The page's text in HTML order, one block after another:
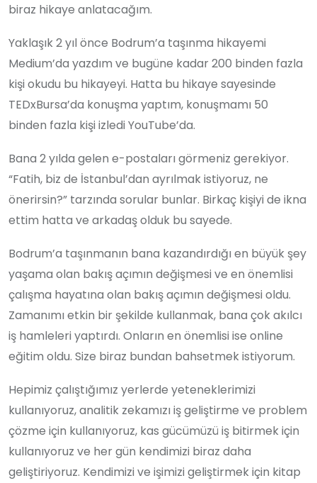
biraz hikaye anlatacağım.
Yaklaşık 2 yıl önce Bodrum’a taşınma hikayemi
Medium’da yazdım ve bugüne kadar 200 binden fazla
kişi okudu bu hikayeyi. Hatta bu hikaye sayesinde
TEDxBursa’da konuşma yaptım, konuşmamı 50
binden fazla kişi izledi YouTube’da.
Bana 2 yılda gelen e-postaları görmeniz gerekiyor.
“Fatih, biz de İstanbul’dan ayrılmak istiyoruz, ne
önerirsin?” tarzında sorular bunlar. Birkaç kişiyi de ikna
ettim hatta ve arkadaş olduk bu sayede.
Bodrum’a taşınmanın bana kazandırdığı en büyük şey
yaşama olan bakış açımın değişmesi ve en önemlisi
çalışma hayatına olan bakış açımın değişmesi oldu.
Zamanımı etkin bir şekilde kullanmak, bana çok akılcı
iş hamleleri yaptırdı. Onların en önemlisi ise online
eğitim oldu. Size biraz bundan bahsetmek istiyorum.
Hepimiz çalıştığımız yerlerde yeteneklerimizi
kullanıyoruz, analitik zekamızı iş geliştirme ve problem
çözme için kullanıyoruz, kas gücümüzü iş bitirmek için
kullanıyoruz ve her gün kendimizi biraz daha
geliştiriyoruz. Kendimizi ve işimizi geliştirmek için kitap